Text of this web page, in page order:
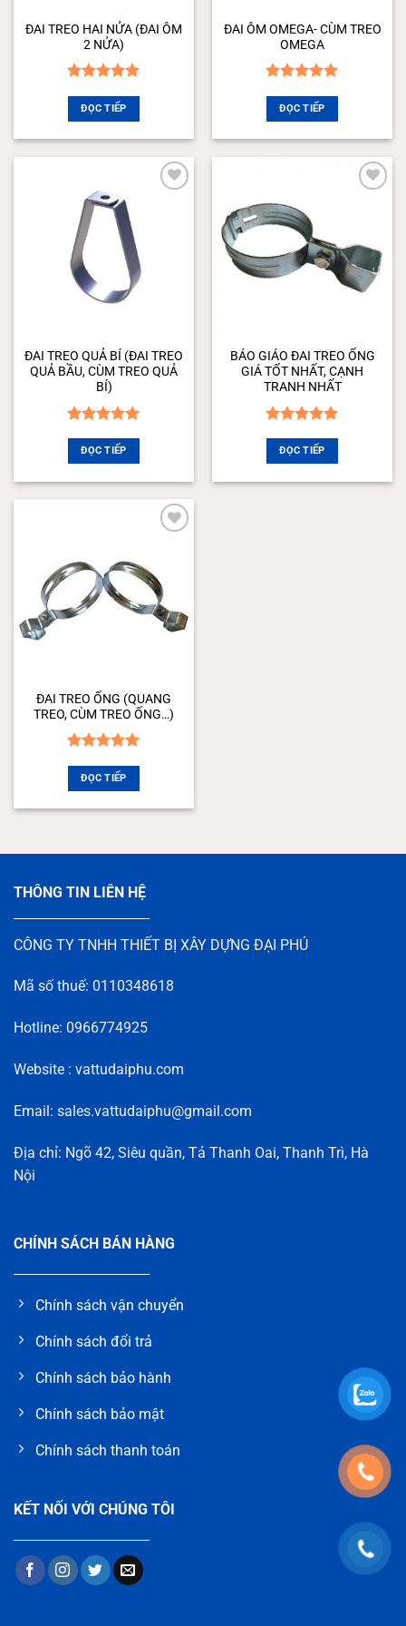
ĐAI TREO HAI NỬA (ĐAI ÔM
2 NỬA)
hạng5.00
5 sao
ĐỌC TIẾP
ĐAI ÔM OMEGA- CÙM TREO
OMEGA
hạng5.00
5 sao
ĐỌC TIẾP
ĐAI TREO QUẢ BÍ (ĐAI TREO
QUẢ BẦU, CÙM TREO QUẢ
BÍ)
hạng5.00
5 sao
ĐỌC TIẾP
wishlist
BÁO GIÁO ĐAI TREO ỐNG
GIÁ TỐT NHẤT, CẠNH
TRANH NHẤT
hạng5.00
5 sao
ĐỌC TIẾP
Add to
wishlist
ĐAI TREO ỐNG (QUANG
TREO, CÙM TREO ỐNG…)
hạng5.00
5 sao
ĐỌC TIẾP
THÔNG TIN LIÊN HỆ
CÔNG TY TNHH THIẾT BỊ XÂY DỰNG ĐẠI PHÚ
Mã số thuế: 0110348618
Hotline: 0966774925
Website : vattudaiphu.com
Email: sales.vattudaiphu@gmail.com
Địa chỉ: Ngõ 42, Siêu quần, Tả Thanh Oai, Thanh Trì, Hà
Nội
CHÍNH SÁCH BÁN HÀNG
Chính sách vận chuyển
Chính sách đổi trả
Chính sách bảo hành
Chính sách bảo mật
Chính sách thanh toán
KẾT NỐI VỚI CHÚNG TÔI